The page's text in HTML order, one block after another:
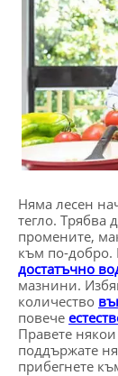
Няма лесен
тегло. Трябва
промените,
към по-добро.
достатъчно
мазнини.
количество
повече
Правете някои
поддържате
прибегнете